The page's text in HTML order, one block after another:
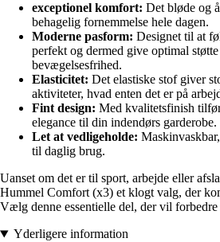
exceptionel komfort: Det bløde og
behagelig fornemmelse hele dagen.
Moderne pasform: Designet til at
perfekt og dermed give optimal
bevægelsesfrihed.
Elasticitet: Det elastiske stof giver
aktiviteter, hvad enten det er på
Fint design: Med kvalitetsfinish
elegance til din indendørs garderobe.
Let at vedligeholde:
til daglig brug.
Uanset om det er til sport, arbejde eller
Hummel Comfort (x3) et klogt valg, der
Vælg denne essentielle del, der vil
Yderligere information